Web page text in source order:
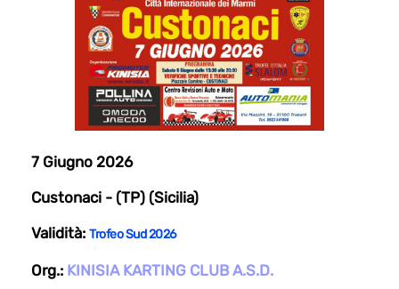
7 Giugno 2026
Custonaci - (TP) (Sicilia)
Validità: Trofeo Sud 2026
Org.: KINISIA KARTING CLUB A.S.D.